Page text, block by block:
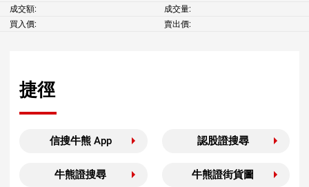
成交額:
成交量:
買入價:
賣出價:
捷徑
信搜牛熊 App 認股證搜尋
牛熊證搜尋 牛熊證街貨圖